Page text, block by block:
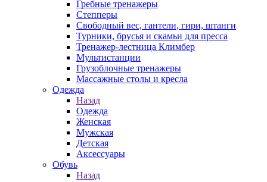
Гребные тренажеры
Степперы
Свободный вес, гантели, гири, штанги
Турники, брусья и скамьи для пресса
Тренажер-лестница Климбер
Мультистанции
Грузоблочные тренажеры
Массажные столы и кресла
Одежда
Назад
Одежда
Женская
Мужская
Детская
Аксессуары
Обувь
Назад